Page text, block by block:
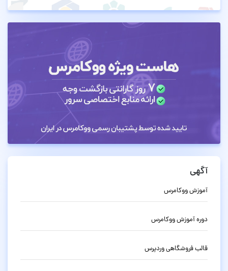
آگهی
آموزش ووکامرس
دوره آموزش ووکامرس
قالب فروشگاهی وردپرس